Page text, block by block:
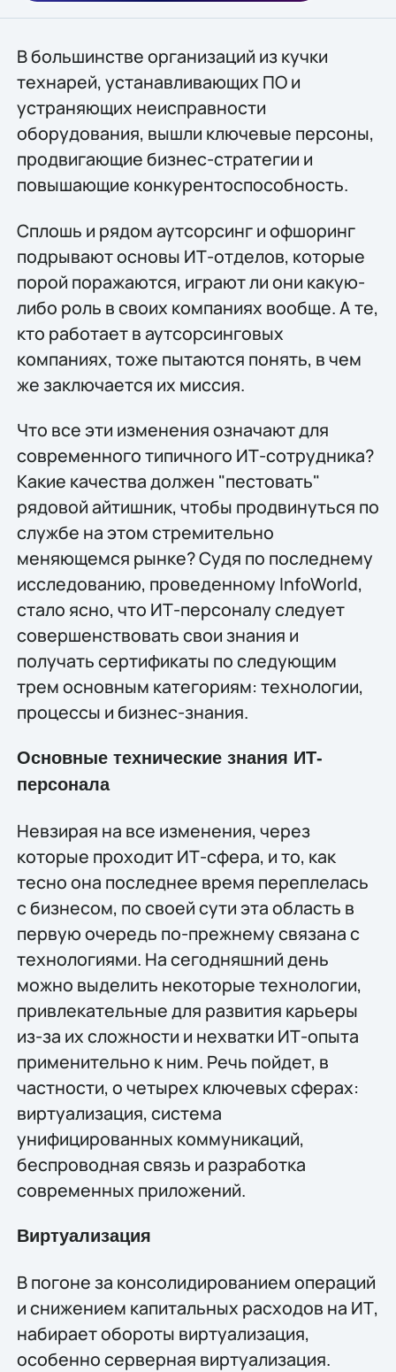
В большинстве организаций из кучки
технарей, устанавливающих ПО и
устраняющих неисправности
оборудования, вышли ключевые персоны,
продвигающие бизнес-стратегии и
повышающие конкурентоспособность.
Сплошь и рядом аутсорсинг и офшоринг
подрывают основы ИТ-отделов, которые
порой поражаются, играют ли они какую-
либо роль в своих компаниях вообще. А те,
кто работает в аутсорсинговых
компаниях, тоже пытаются понять, в чем
же заключается их миссия.
Что все эти изменения означают для
современного типичного ИТ-сотрудника?
Какие качества должен "пестовать"
рядовой айтишник, чтобы продвинуться по
службе на этом стремительно
меняющемся рынке? Судя по последнему
исследованию, проведенному InfoWorld,
стало ясно, что ИТ-персоналу следует
совершенствовать свои знания и
получать сертификаты по следующим
трем основным категориям: технологии,
процессы и бизнес-знания.
Основные технические знания ИТ-
персонала
Невзирая на все изменения, через
которые проходит ИТ-сфера, и то, как
тесно она последнее время переплелась
с бизнесом, по своей сути эта область в
первую очередь по-прежнему связана с
технологиями. На сегодняшний день
можно выделить некоторые технологии,
привлекательные для развития карьеры
из-за их сложности и нехватки ИТ-опыта
применительно к ним. Речь пойдет, в
частности, о четырех ключевых сферах:
виртуализация, система
унифицированных коммуникаций,
беспроводная связь и разработка
современных приложений.
Виртуализация
В погоне за консолидированием операций
и снижением капитальных расходов на ИТ,
набирает обороты виртуализация,
особенно серверная виртуализация.